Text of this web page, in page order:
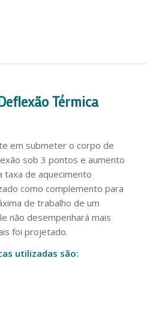
Térmica
em submeter o corpo de
sob 3 pontos e aumento
de aquecimento
como complemento para
de trabalho de um
não desempenhará mais
foi projetado.
utilizadas são: